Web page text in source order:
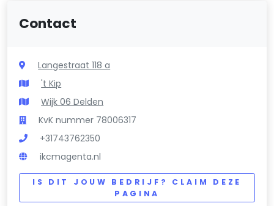
Contact
Langestraat 118 a
't Kip
Wijk 06 Delden
KvK nummer 78006317
+31743762350
ikcmagenta.nl
IS DIT JOUW BEDRIJF? CLAIM DEZE
PAGINA